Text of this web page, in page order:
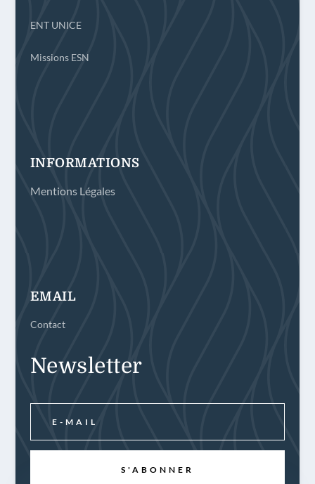
ENT UNICE
Missions ESN
INFORMATIONS
Mentions Légales
EMAIL
Contact
Newsletter
S'ABONNER